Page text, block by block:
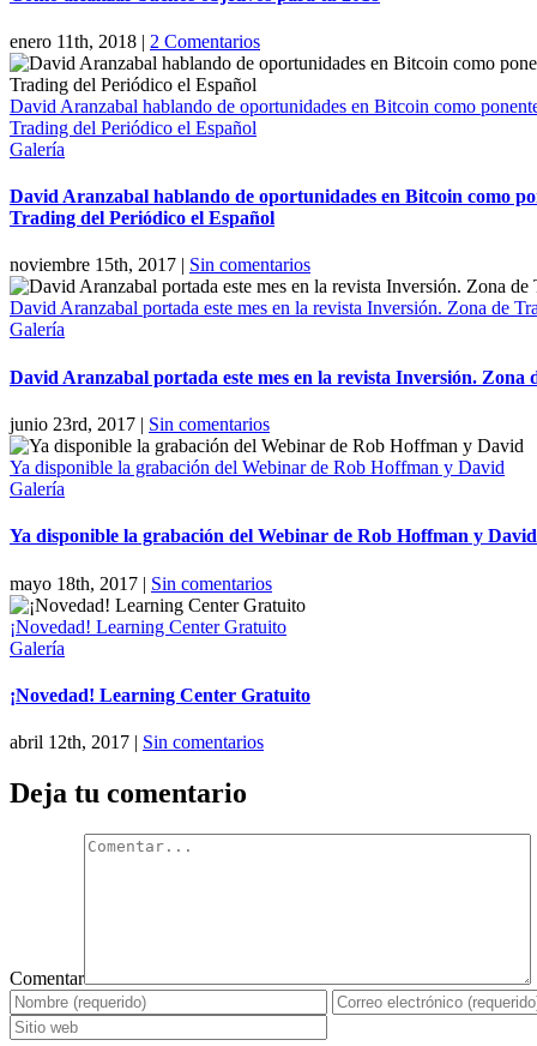
enero 11th, 2018 | 2 Comentarios
David Aranzabal hablando de oportunidades en Bitcoin como
Trading del Periódico el Español
Galería
David Aranzabal hablando de oportunidades en Bitcoin como
Trading del Periódico el Español
noviembre 15th, 2017 Sin comentarios
David Aranzabal portada este mes en la revista Inversión. Zona de
Galería
David Aranzabal portada este mes en la revista Inversión. Zona
junio 23rd, 2017 | Sin comentarios
Ya disponible la grabación del Webinar de Rob Hoffman y David
Galería
Ya disponible la grabación del Webinar de Rob Hoffman y David
mayo 18th, 2017 | Sin comentarios
¡Novedad! Learning Center Gratuito
Galería
¡Novedad! Learning Center Gratuito
abril 12th, 2017 | Sin comentarios
Deja tu comentario
Comentar